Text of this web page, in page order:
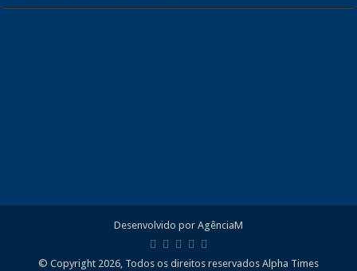
Desenvolvido por AgênciaM
© Copyright 2026, Todos os direitos reservados Alpha Times